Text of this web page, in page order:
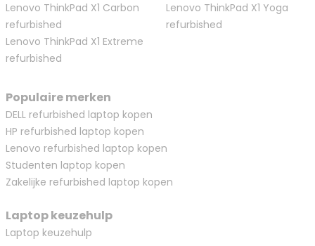
Lenovo ThinkPad X1 Carbon
refurbished
Lenovo ThinkPad X1 Yoga
refurbished
Lenovo ThinkPad X1 Extreme
refurbished
Populaire merken
DELL refurbished laptop kopen
HP refurbished laptop kopen
Lenovo refurbished laptop kopen
Studenten laptop kopen
Zakelijke refurbished laptop kopen
Laptop keuzehulp
Laptop keuzehulp